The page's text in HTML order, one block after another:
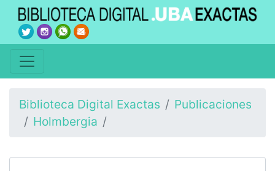
Biblioteca Digital Exactas
Publicaciones
Holmbergia